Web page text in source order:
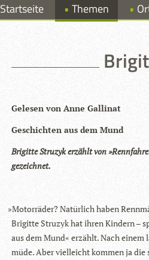
Startseite Themen
Gele­sen von Anne Gallinat
Geschich­ten aus dem Mund
Bri­gitte Stru­zyk erzählt von
gezeichnet.
»Motor­rä­der? Natür­lich haben
Bri­gitte Stru­zyk hat ihren Kin­dern –
aus dem Mund« erzählt. Nach
müde. Aber viel­leicht kom­men ja